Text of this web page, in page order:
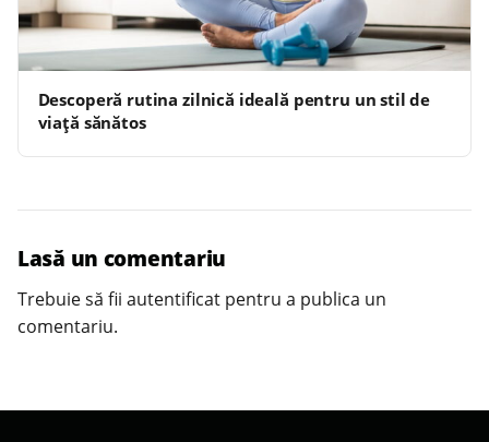
Descoperă rutina zilnică ideală pentru un stil de
viață sănătos
Lasă un comentariu
Trebuie să fii autentificat pentru a publica un
comentariu.